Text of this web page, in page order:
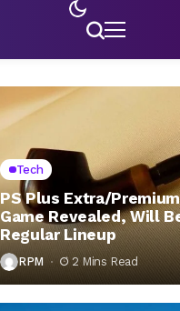
Tech
PS Plus Extra/
Game Revealed, Will
Regular Lineup
RPM 2 Mins Read